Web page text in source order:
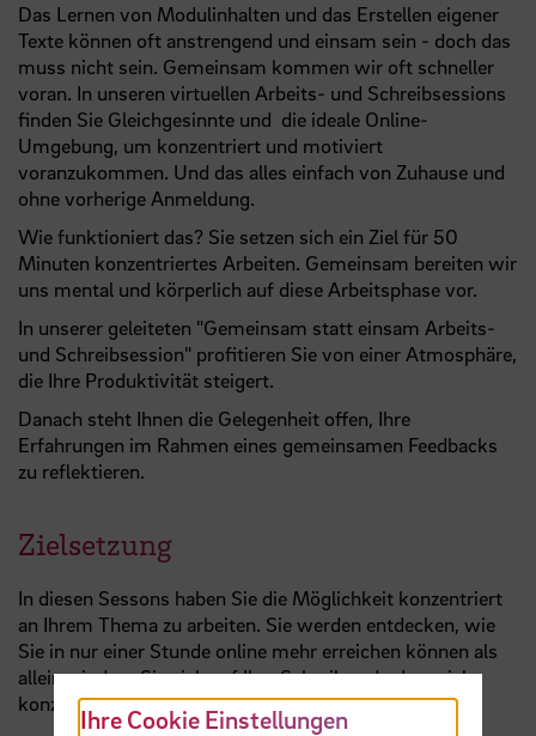
Das Lernen von Modulinhalten und das Erstellen eigener
Texte können oft anstrengend und einsam sein - doch das
muss nicht sein. Gemeinsam kommen wir oft schneller
voran. In unseren virtuellen Arbeits- und Schreibsessions
finden Sie Gleichgesinnte und die ideale Online-
Umgebung, um konzentriert und motiviert
voranzukommen. Und das alles einfach von Zuhause und
ohne vorherige Anmeldung.
Wie funktioniert das? Sie setzen sich ein Ziel für 50
Minuten konzentriertes Arbeiten. Gemeinsam bereiten wir
uns mental und körperlich auf diese Arbeitsphase vor.
In unserer geleiteten "Gemeinsam statt einsam Arbeits-
und Schreibsession" profitieren Sie von einer Atmosphäre,
die Ihre Produktivität steigert.
Danach steht Ihnen die Gelegenheit offen, Ihre
Erfahrungen im Rahmen eines gemeinsamen Feedbacks
zu reflektieren.
Zielsetzung
In diesen Sessons haben Sie die Möglichkeit konzentriert
an Ihrem Thema zu arbeiten. Sie werden entdecken, wie
Sie in nur einer Stunde online mehr erreichen können als
alleine, indem Sie sich auf Ihre Schreib- oder Lernziele
konzentrieren.
Ihre Cookie Einstellungen